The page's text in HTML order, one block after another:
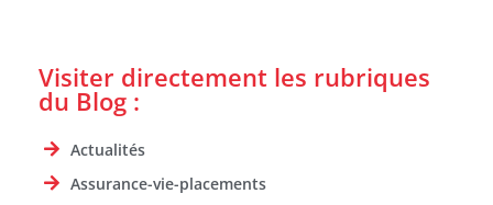
Visiter directement les rubriques
du Blog :
Actualités
Assurance-vie-placements